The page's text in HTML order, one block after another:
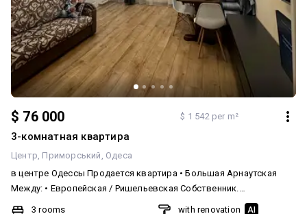
$ 76 000 $ 1 542 per m²
3-комнатная квартира
Центр Приморський Одеса
в центре Одессы Продается квартира • Большая Арнаутская
Между: • Европейская / Ришельевская Собственник.
Сотрудничество с риелторами приветствуется • Вся мебель и
3 rooms
with renovation AI